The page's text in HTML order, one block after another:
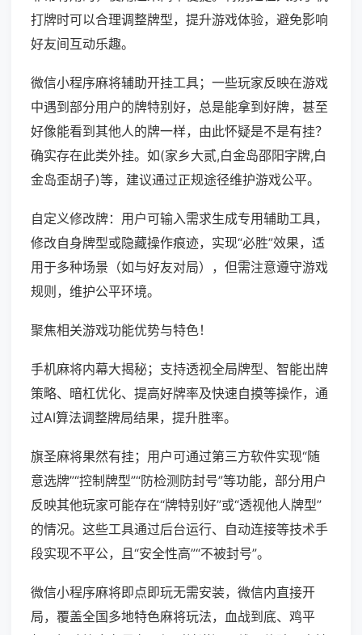
打牌时可以合理调整牌型，提升游戏体验，避免影响
好友间互动乐趣。
微信小程序麻将辅助开挂工具；一些玩家反映在游戏
中遇到部分用户的牌特别好，总是能拿到好牌，甚至
好像能看到其他人的牌一样，由此怀疑是不是有挂？
确实存在此类外挂。如(家乡大贰,白金岛邵阳字牌,白
金岛歪胡子)等，建议通过正规途径维护游戏公平。
自定义修改牌：用户可输入需求生成专用辅助工具，
修改自身牌型或隐藏操作痕迹，实现“必胜”效果，适
用于多种场景（如与好友对局），但需注意遵守游戏
规则，维护公平环境。
聚焦相关游戏功能优势与特色！
手机麻将内幕大揭秘；支持透视全局牌型、智能出牌
策略、暗杠优化、提高好牌率及快速自摸等操作，通
过AI算法调整牌局结果，提升胜率。
旗圣麻将果然有挂；用户可通过第三方软件实现“随
意选牌”“控制牌型”“防检测防封号”等功能，部分用户
反映其他玩家可能存在“牌特别好”或“透视他人牌型”
的情况。这些工具通过后台运行、自动连接等技术手
段实现不平公，且“安全性高”“不被封号”。
微信小程序麻将即点即玩无需安装，微信内直接开
局，覆盖全国多地特色麻将玩法，血战到底、鸡平